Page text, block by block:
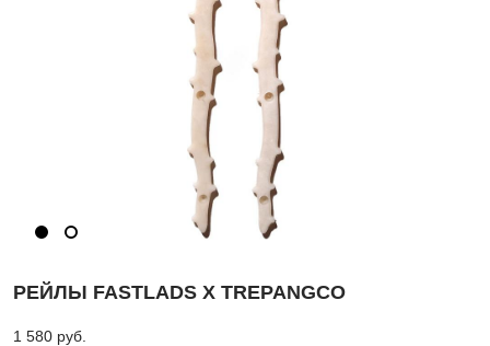
РЕЙЛЫ FASTLADS X TREPANGCO
1 580 pуб.